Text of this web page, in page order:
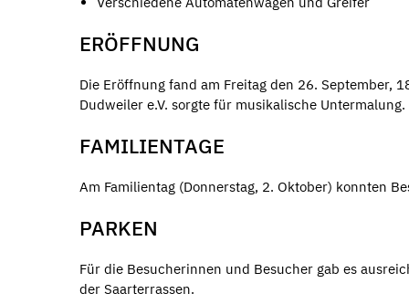
ERÖFFNUNG
Die Eröffnung fand am Freitag den 26. September,
Dudweiler e.V. sorgte für musikalische Untermalung.
FAMILIENTAGE
Am Familientag (Donnerstag, 2. Oktober) konnten
PARKEN
Für die Besucherinnen und Besucher gab es
der Saarterrassen.